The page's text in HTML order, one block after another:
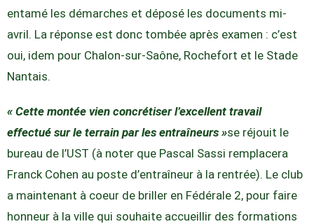
entamé les démarches et déposé les documents mi-
avril. La réponse est donc tombée après examen : c’est
oui, idem pour Chalon-sur-Saône, Rochefort et le Stade
Nantais.
« Cette montée vien concrétiser l’excellent travail
effectué sur le terrain par les entraîneurs »se réjouit le
bureau de l’UST (à noter que Pascal Sassi remplacera
Franck Cohen au poste d’entraîneur à la rentrée). Le club
a maintenant à coeur de briller en Fédérale 2, pour faire
honneur à la ville qui souhaite accueillir des formations